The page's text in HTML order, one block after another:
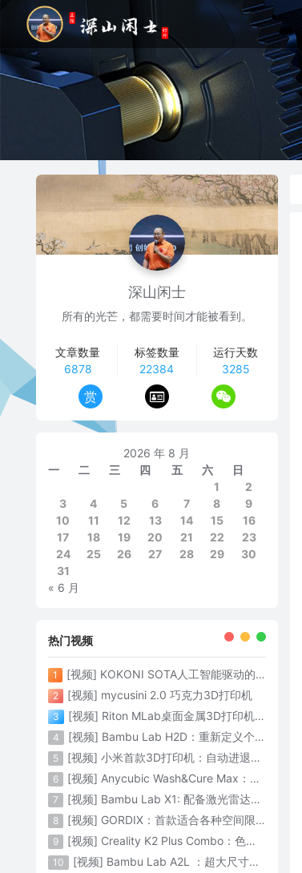
深山闲士
所有的光芒，都需要时间才能被看到。
文章数量
6878
标签数量
22384
运行天数
3285
赏
2026 年 8 月
一
二 三 四 五 六
日
1
2
3
4 5 6 7 8
9
10
11 12 13 14 15
16
17
18 19 20 21 22
23
24
25 26 27 28 29
30
31
« 6 月
热门视频
1 [视频] KOKONI SOTA人工智能驱动的3D打印革命 倒立打印600mm/s
2 [视频] mycusini 2.0 巧克力3D打印机
3 [视频] Riton MLab桌面金属3D打印机：体积小性能强大
4 [视频] Bambu Lab H2D：重新定义个人智造
5 [视频] 小米首款3D打印机：自动进退料、AI云切片、人脸拍照建模 3D玩家兴趣首选
6 [视频] Anycubic Wash&Cure Max：清洗+后固化二合一设备
7 [视频] Bambu Lab X1: 配备激光雷达和人工智能的CoreXY彩色3D打印机
8 [视频] GORDIX：首款适合各种空间限制的3合1便携式数控机床
9 [视频] Creality K2 Plus Combo：色彩与尺寸的史诗级飞跃
10 [视频] Bambu Lab A2L ：超大尺寸家用打印机 告别拆件 轻松一体成型